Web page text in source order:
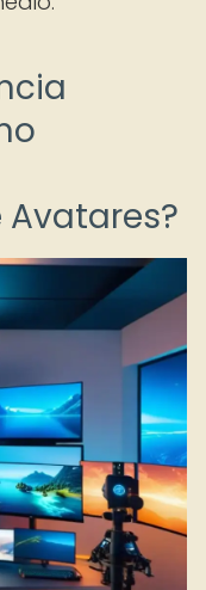
Avatares?